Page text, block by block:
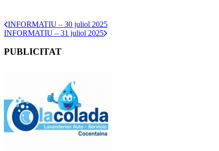
INFORMATIU – 30 juliol 2025
INFORMATIU – 31 juliol 2025
PUBLICITAT